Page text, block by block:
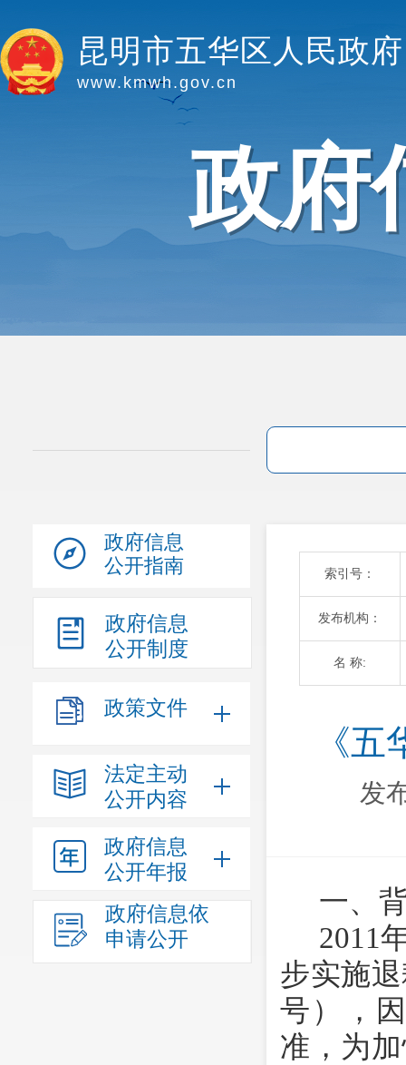
昆明市五华区人民政府
www.kmwh.gov.cn
政府
政府信息
公开指南
政府信息
公开制度
政策文件
法定主动
公开内容
政府信息
公开年报
政府信息依
申请公开
索引号：
发布机构：
名 称:
《
发
一、
2011
步实施
号），
准，为